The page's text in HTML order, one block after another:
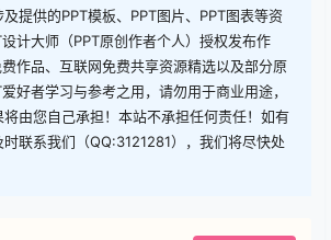
提供的PPT模板、PPT图片、PPT图表等资
计大师（PPT原创作者个人）授权发布作
作品、互联网免费共享资源精选以及部分原
好者学习与参考之用，请勿用于商业用途，
由您自己承担！本站不承担任何责任！如有
联系我们（QQ:3121281），我们将尽快处